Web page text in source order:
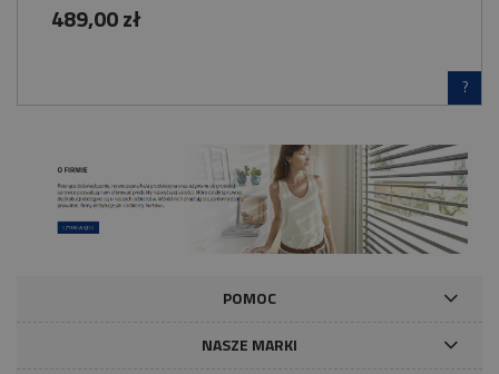
489,00 zł
?
POMOC
NASZE MARKI